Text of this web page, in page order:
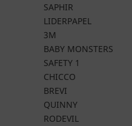
SAPHIR
LIDERPAPEL
3M
BABY MONSTERS
SAFETY 1
CHICCO
BREVI
QUINNY
RODEVIL